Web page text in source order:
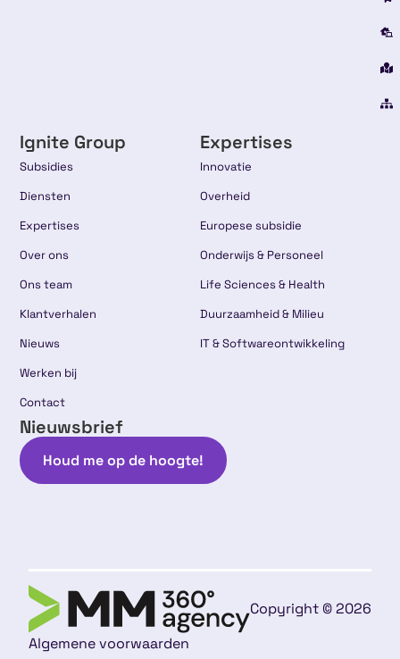
Ignite Group
Subsidies
Diensten
Expertises
Over ons
Ons team
Klantverhalen
Nieuws
Werken bij
Contact
Expertises
Innovatie
Overheid
Europese subsidie
Onderwijs & Personeel
Life Sciences & Health
Duurzaamheid & Milieu
IT & Softwareontwikkeling
Nieuwsbrief
Houd me op de hoogte!
Copyright © 2026
Algemene voorwaarden